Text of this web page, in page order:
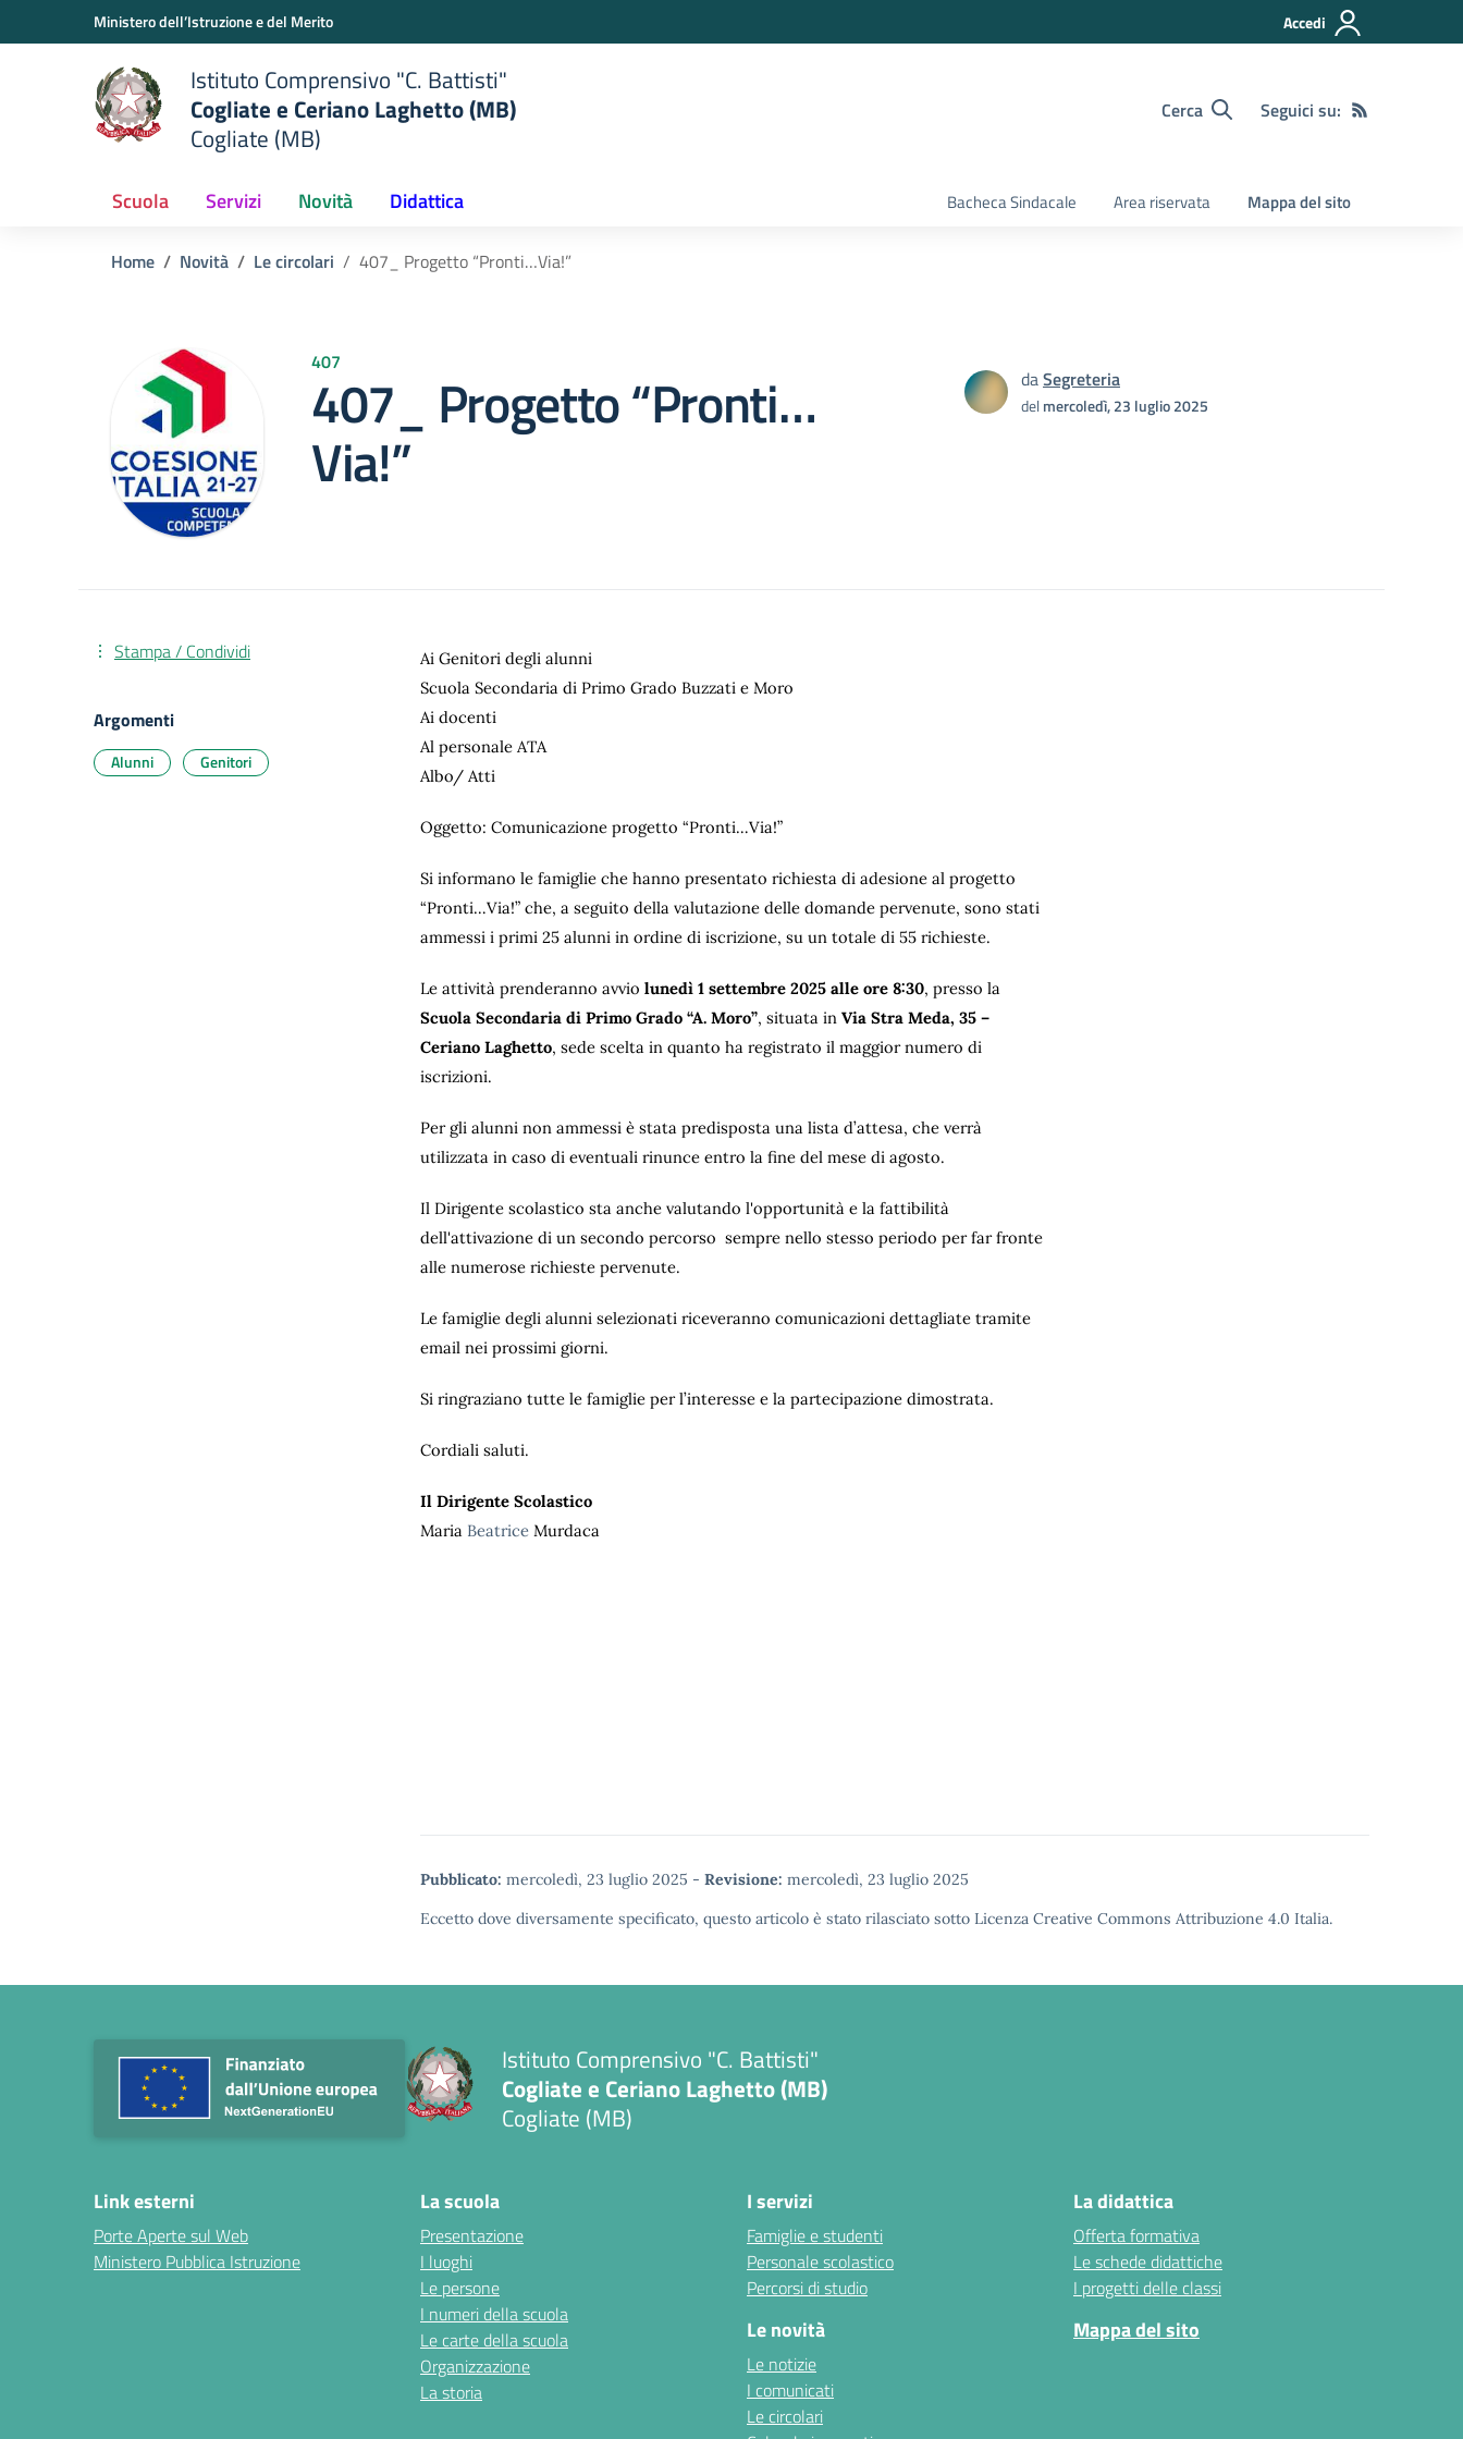
Vai ai contenuti
Vai al menu di navigazioneMinistero dell’Istruzione e del Merito Accedi
Istituto Comprensivo "C. Battisti"
Cogliate e Ceriano Laghetto (MB)
Cogliate (MB)
Cerca Seguici su:
Scuola Servizi Novità Didattica Bacheca Sindacale Area riservata Mappa del sito
Home Novità Le circolari 407_ Progetto “Pronti…Via!”
407
407_ Progetto “Pronti…
Via!”
daSegreteria
delmercoledì, 23 luglio 2025
Ai Genitori degli alunni
Scuola Secondaria di Primo Grado Buzzati e Moro
Ai docenti
Al personale ATA
Albo/ Atti
Oggetto: Comunicazione progetto “Pronti…Via!”
Si informano le famiglie che hanno presentato richiesta di adesione al progetto
“Pronti…Via!” che, a seguito della valutazione delle domande pervenute, sono stati
ammessi i primi 25 alunni in ordine di iscrizione, su un totale di 55 richieste.
Le attività prenderanno avvio lunedì 1 settembre 2025 alle ore 8:30, presso la
Scuola Secondaria di Primo Grado “A. Moro”, situata in Via Stra Meda, 35 –
Ceriano Laghetto, sede scelta in quanto ha registrato il maggior numero di
iscrizioni.
Per gli alunni non ammessi è stata predisposta una lista d’attesa, che verrà
utilizzata in caso di eventuali rinunce entro la fine del mese di agosto.
Il Dirigente scolastico sta anche valutando l'opportunità e la fattibilità
dell'attivazione di un secondo percorso sempre nello stesso periodo per far fronte
alle numerose richieste pervenute.
Le famiglie degli alunni selezionati riceveranno comunicazioni dettagliate tramite
email nei prossimi giorni.
Si ringraziano tutte le famiglie per l’interesse e la partecipazione dimostrata.
Cordiali saluti.
Il Dirigente Scolastico
Maria Beatrice Murdaca
Pubblicato: mercoledì, 23 luglio 2025 - Revisione: mercoledì, 23 luglio 2025
Eccetto dove diversamente specificato, questo articolo è stato rilasciato sotto Licenza Creative Commons Attribuzione 4.0 Italia.
Stampa / Condividi
Argomenti
Alunni Genitori
Istituto Comprensivo "C. Battisti"
Cogliate e Ceriano Laghetto (MB)
Cogliate (MB)
Link esterni
Porte Aperte sul Web
Ministero Pubblica Istruzione
La scuola
Presentazione
I luoghi
Le persone
I numeri della scuola
Le carte della scuola
Organizzazione
La storia
I servizi
Famiglie e studenti
Personale scolastico
Percorsi di studio
Le novità
Le notizie
I comunicati
Le circolari
La didattica
Offerta formativa
Le schede didattiche
I progetti delle classi
Mappa del sito